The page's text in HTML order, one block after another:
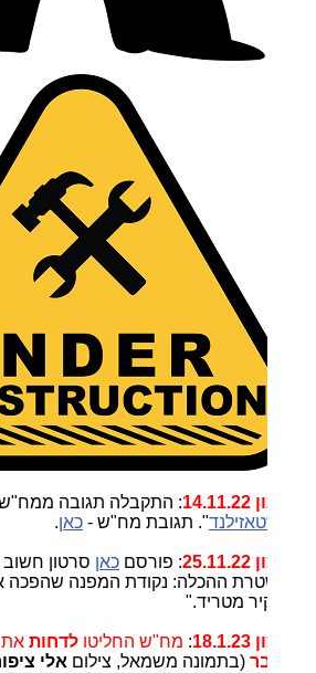
: התקבלה תגובה ממח"ש
". תגובת מח"ש -כאן.
: פורסםכאן
ההכלה: נקודת המפנה שהפכה את
מטריד."
:מח"ש החליטולדחותאת
(בתמונה משמאל, צילום אלי ציפורי ) (